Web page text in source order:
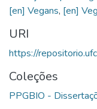
[en] Vegans, [en]
URI
https://
Coleções
PPGBIO -